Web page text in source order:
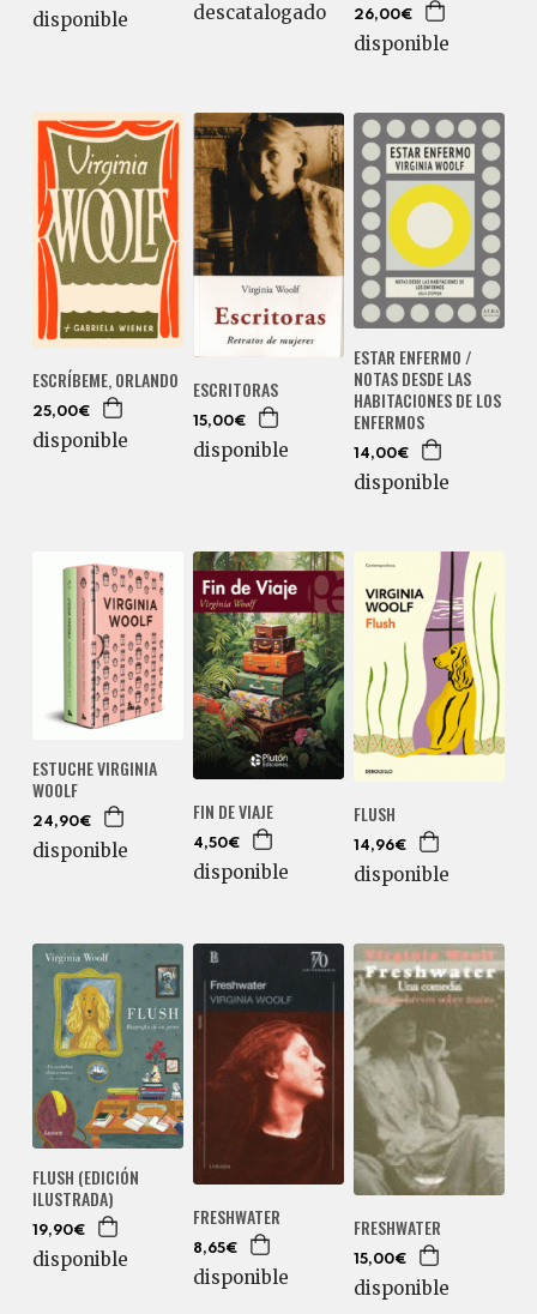
disponible descatalogado 26,00€
disponible
ESCRÍBEME, ORLANDO
25,00€
disponible
ESCRITORAS
15,00€
disponible
ESTAR ENFERMO /
NOTAS DESDE LAS
HABITACIONES DE LOS
ENFERMOS
14,00€
disponible
ESTUCHE VIRGINIA
WOOLF
24,90€
disponible
FIN DE VIAJE
4,50€
disponible
FLUSH
14,96€
disponible
FLUSH (EDICIÓN
ILUSTRADA)
19,90€
disponible
FRESHWATER
8,65€
disponible
FRESHWATER
15,00€
disponible